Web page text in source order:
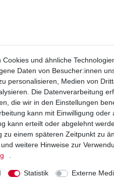
Cookies und ähnliche
Daten von Besucher:innen
personalisieren, Medien von
Die Datenverarbeitung
die wir in den Einstellungen
kann mit Einwilligung
kann erteilt oder abgelehnt
zu einem späteren Zeitpunkt zu
und weitere Hinweise zur
Statistik Externe